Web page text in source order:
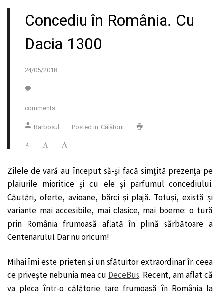
Concediu în România. Cu
Dacia 1300
24/05/2018
comments
Barbosul Posted in Călătorii
Zilele de vară au început să-și facă simțită prezența pe
plaiurile mioritice și cu ele și parfumul concediului.
Căutări, oferte, avioane, bărci și plajă. Totuși, există și
variante mai accesibile, mai clasice, mai boeme: o tură
prin România frumoasă aflată în plină sărbătoare a
Centenarului. Dar nu oricum!
Mihai îmi este prieten și un sfătuitor extraordinar în ceea
ce privește nebunia mea cu DeceBus. Recent, am aflat că
va pleca într-o călătorie tare frumoasă în România la